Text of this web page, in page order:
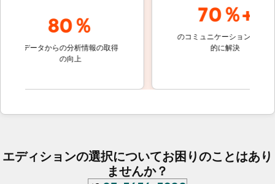
80％
データからの分析情報の取得
の向上
70％+
のコミュニケーションを自動
的に解決
エディションの選択についてお困りのことはあり
ませんか？